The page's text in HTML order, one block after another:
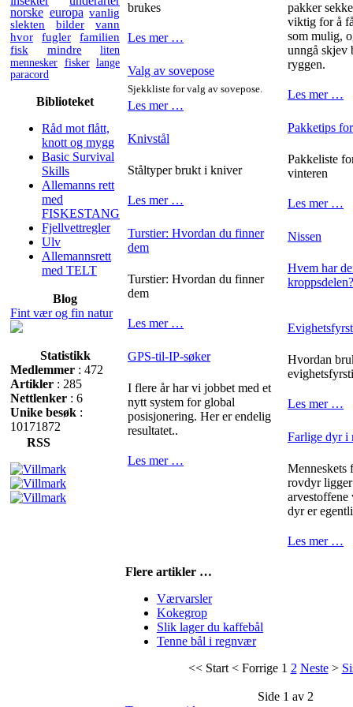
norske europa vanlig
slekten
bilder
vann
hvor
fugler
familien
fisk
mindre
liten
mennesker fisker lange
paracord
Biblioteket
Råd mot flått,
knott og mygg
Basic Survival
Skills
Allemanns rett
med
FISKESTANG
Fjellvettregler
Ulv
Allemannsrett
med TELT
Blog
Fint vær og fin natur
Statistikk
Medlemmer : 472
Artikler : 285
Nettlenker : 6
Unike besøk :
10171872
RSS
brukes
Les mer …
Valg av sovepose
Sjekkliste for valg av sovepose.
Les mer …
Knivstål
Ståltyper brukt i kniver
Les mer …
Turstier: Hvordan du finner
dem
Turstier: Hvordan du finner
dem
Les mer …
GPS-til-IP-søker
I flere år har vi jobbet med et
nytt system for global
posisjonering. Her er endelig
resultatet..
Les mer …
pakker
viktig for å
som mulig,
unngå skjev
ryggen.
Les mer …
Pakketips
Pakkeliste
vinteren
Les mer …
Nissen
Hvem har
kroppsdelen?
Hvordan
Les mer …
Farlige dyr i
Menneskets
rovdyr
arvestoffene
dyr er
Les mer …
Flere artikler …
Værvarsler
Kokegrop
Slik lager du kaffebål
Tenne bål i regnvær
<< Start< Forrige 1 2 Neste>
Side 1 av 2